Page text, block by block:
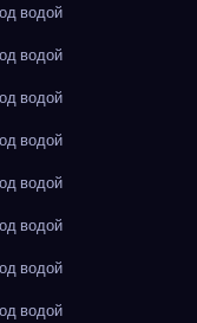
водой
водой
водой
водой
водой
водой
водой
водой